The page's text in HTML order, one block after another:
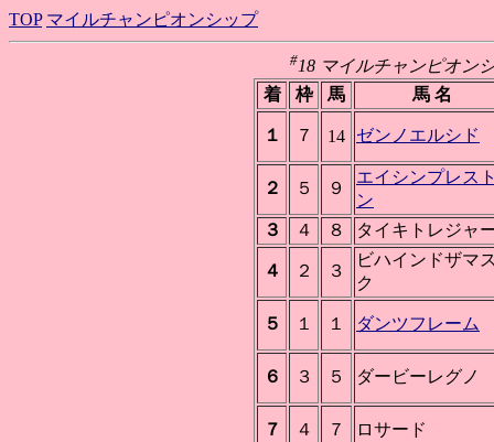
TOP マイルチャンピオンシップ
#18 マイルチャンピオン
着
枠 馬 馬 名
１ ７ 14 ゼンノエルシド
２ ５ ９
エイシンプレス
ン
３
４ ８ タイキトレジャ
４ ２ ３
ビハインドザマ
ク
５ １ １ ダンツフレーム
６ ３ ５ ダービーレグノ
７ ４ ７ ロサード